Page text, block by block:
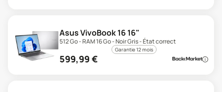
Asus VivoBook 16 16"
512 Go - RAM 16 Go - Noir Gris - État correct
Garantie 12 mois
599,99 €